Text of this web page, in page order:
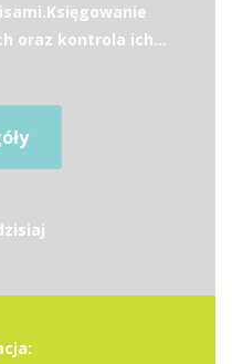
oraz kontrola ich...